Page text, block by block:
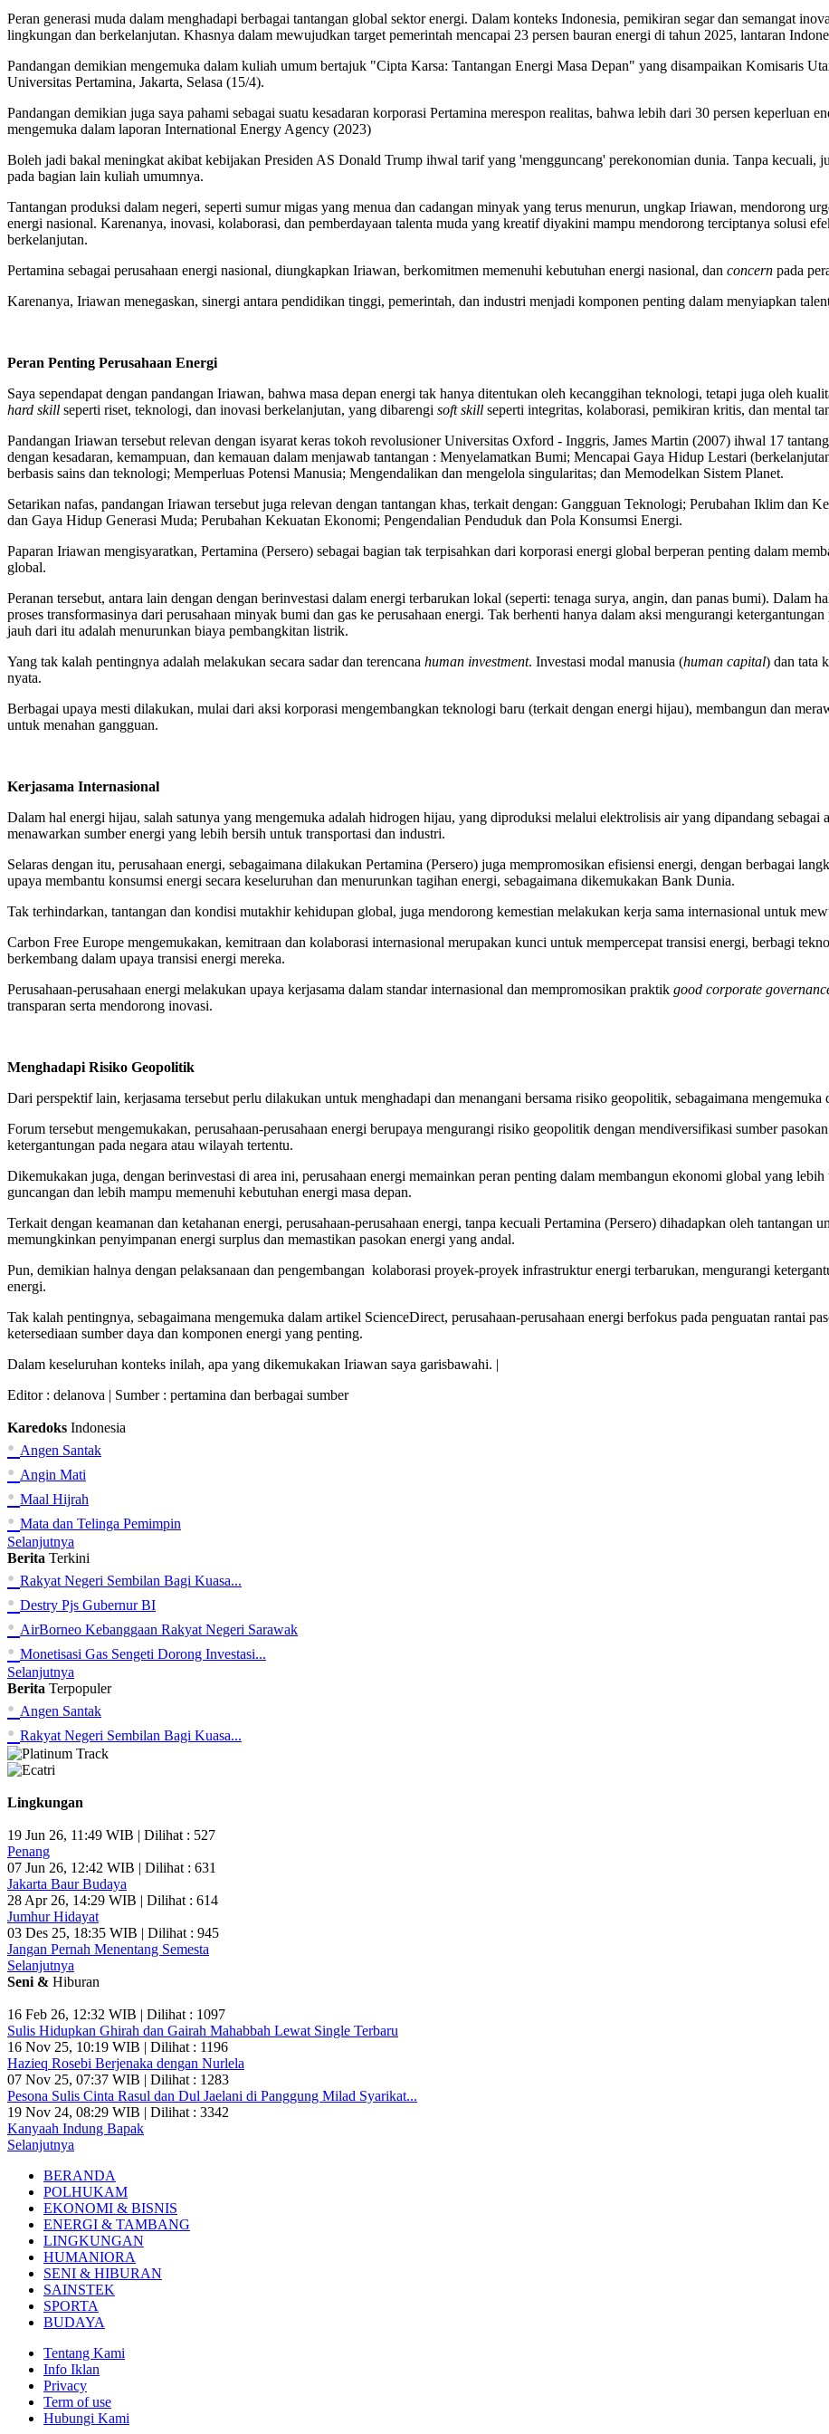
Peran generasi muda dalam menghadapi berbagai tantangan global sektor energi. Dalam konteks Indonesia, pemikiran segar dan semangat
lingkungan dan berkelanjutan. Khasnya dalam mewujudkan target pemerintah mencapai 23 persen bauran energi di tahun 2025, lantaran
Pandangan demikian mengemuka dalam kuliah umum bertajuk "Cipta Karsa: Tantangan Energi Masa Depan" yang disampaikan Komisaris
Universitas Pertamina, Jakarta, Selasa (15/4).
Pandangan demikian juga saya pahami sebagai suatu kesadaran korporasi Pertamina merespon realitas, bahwa lebih dari 30 persen keperluan
mengemuka dalam laporan International Energy Agency (2023)
Boleh jadi bakal meningkat akibat kebijakan Presiden AS Donald Trump ihwal tarif yang 'mengguncang' perekonomian dunia. Tanpa kecuali,
pada bagian lain kuliah umumnya.
Tantangan produksi dalam negeri, seperti sumur migas yang menua dan cadangan minyak yang terus menurun, ungkap Iriawan, mendorong
energi nasional. Karenanya, inovasi, kolaborasi, dan pemberdayaan talenta muda yang kreatif diyakini mampu mendorong terciptanya solusi
berkelanjutan.
Pertamina sebagai perusahaan energi nasional, diungkapkan Iriawan, berkomitmen memenuhi kebutuhan energi nasional, dan concern pada
Karenanya, Iriawan menegaskan, sinergi antara pendidikan tinggi, pemerintah, dan industri menjadi komponen penting dalam menyiapkan
Peran Penting Perusahaan Energi
Saya sependapat dengan pandangan Iriawan, bahwa masa depan energi tak hanya ditentukan oleh kecanggihan teknologi, tetapi juga oleh
hard skill seperti riset, teknologi, dan inovasi berkelanjutan, yang dibarengi soft skill seperti integritas, kolaborasi, pemikiran kritis, dan mental
Pandangan Iriawan tersebut relevan dengan isyarat keras tokoh revolusioner Universitas Oxford - Inggris, James Martin (2007) ihwal 17
dengan kesadaran, kemampuan, dan kemauan dalam menjawab tantangan : Menyelamatkan Bumi; Mencapai Gaya Hidup Lestari
berbasis sains dan teknologi; Memperluas Potensi Manusia; Mengendalikan dan mengelola singularitas; dan Memodelkan Sistem Planet.
Setarikan nafas, pandangan Iriawan tersebut juga relevan dengan tantangan khas, terkait dengan: Gangguan Teknologi; Perubahan Iklim dan
dan Gaya Hidup Generasi Muda; Perubahan Kekuatan Ekonomi; Pengendalian Penduduk dan Pola Konsumsi Energi.
Paparan Iriawan mengisyaratkan, Pertamina (Persero) sebagai bagian tak terpisahkan dari korporasi energi global berperan penting dalam
global.
Peranan tersebut, antara lain dengan dengan berinvestasi dalam energi terbarukan lokal (seperti: tenaga surya, angin, dan panas bumi). Dalam
proses transformasinya dari perusahaan minyak bumi dan gas ke perusahaan energi. Tak berhenti hanya dalam aksi mengurangi
jauh dari itu adalah menurunkan biaya pembangkitan listrik.
Yang tak kalah pentingnya adalah melakukan secara sadar dan terencana human investment. Investasi modal manusia (human capital) dan tata
nyata.
Berbagai upaya mesti dilakukan, mulai dari aksi korporasi mengembangkan teknologi baru (terkait dengan energi hijau), membangun dan
untuk menahan gangguan.
Kerjasama Internasional
Dalam hal energi hijau, salah satunya yang mengemuka adalah hidrogen hijau, yang diproduksi melalui elektrolisis air yang dipandang
menawarkan sumber energi yang lebih bersih untuk transportasi dan industri.
Selaras dengan itu, perusahaan energi, sebagaimana dilakukan Pertamina (Persero) juga mempromosikan efisiensi energi, dengan berbagai
upaya membantu konsumsi energi secara keseluruhan dan menurunkan tagihan energi, sebagaimana dikemukakan Bank Dunia.
Tak terhindarkan, tantangan dan kondisi mutakhir kehidupan global, juga mendorong kemestian melakukan kerja sama internasional untuk
Carbon Free Europe mengemukakan, kemitraan dan kolaborasi internasional merupakan kunci untuk mempercepat transisi energi, berbagi
berkembang dalam upaya transisi energi mereka.
Perusahaan-perusahaan energi melakukan upaya kerjasama dalam standar internasional dan mempromosikan praktik good corporate
transparan serta mendorong inovasi.
Menghadapi Risiko Geopolitik
Dari perspektif lain, kerjasama tersebut perlu dilakukan untuk menghadapi dan menangani bersama risiko geopolitik, sebagaimana
Forum tersebut mengemukakan, perusahaan-perusahaan energi berupaya mengurangi risiko geopolitik dengan mendiversifikasi sumber
ketergantungan pada negara atau wilayah tertentu.
Dikemukakan juga, dengan berinvestasi di area ini, perusahaan energi memainkan peran penting dalam membangun ekonomi global yang
guncangan dan lebih mampu memenuhi kebutuhan energi masa depan.
Terkait dengan keamanan dan ketahanan energi, perusahaan-perusahaan energi, tanpa kecuali Pertamina (Persero) dihadapkan oleh
memungkinkan penyimpanan energi surplus dan memastikan pasokan energi yang andal.
Pun, demikian halnya dengan pelaksanaan dan pengembangan kolaborasi proyek-proyek infrastruktur energi terbarukan, mengurangi
energi.
Tak kalah pentingnya, sebagaimana mengemuka dalam artikel ScienceDirect, perusahaan-perusahaan energi berfokus pada penguatan rantai
ketersediaan sumber daya dan komponen energi yang penting.
Dalam keseluruhan konteks inilah, apa yang dikemukakan Iriawan saya garisbawahi. |
Editor : delanova | Sumber : pertamina dan berbagai sumber
Karedoks Indonesia
• Angen Santak
• Angin Mati
• Maal Hijrah
• Mata dan Telinga Pemimpin
Selanjutnya
Berita Terkini
• Rakyat Negeri Sembilan Bagi Kuasa...
• Destry Pjs Gubernur BI
• AirBorneo Kebanggaan Rakyat Negeri Sarawak
• Monetisasi Gas Sengeti Dorong Investasi...
Selanjutnya
Berita Terpopuler
• Angen Santak
• Rakyat Negeri Sembilan Bagi Kuasa...
Lingkungan
19 Jun 26, 11:49 WIB | Dilihat : 527
Penang
07 Jun 26, 12:42 WIB | Dilihat : 631
Jakarta Baur Budaya
28 Apr 26, 14:29 WIB | Dilihat : 614
Jumhur Hidayat
03 Des 25, 18:35 WIB | Dilihat : 945
Jangan Pernah Menentang Semesta
Selanjutnya
Seni & Hiburan
16 Feb 26, 12:32 WIB | Dilihat : 1097
Sulis Hidupkan Ghirah dan Gairah Mahabbah Lewat Single Terbaru
16 Nov 25, 10:19 WIB | Dilihat : 1196
Hazieq Rosebi Berjenaka dengan Nurlela
07 Nov 25, 07:37 WIB | Dilihat : 1283
Pesona Sulis Cinta Rasul dan Dul Jaelani di Panggung Milad Syarikat...
19 Nov 24, 08:29 WIB | Dilihat : 3342
Kanyaah Indung Bapak
Selanjutnya
BERANDA
POLHUKAM
EKONOMI & BISNIS
ENERGI & TAMBANG
LINGKUNGAN
HUMANIORA
SENI & HIBURAN
SAINSTEK
SPORTA
BUDAYA
Tentang Kami
Info Iklan
Privacy
Term of use
Hubungi Kami